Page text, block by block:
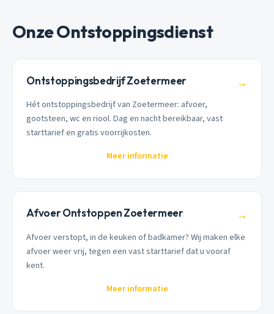
Onze Ontstoppingsdienst
Ontstoppingsbedrijf Zoetermeer →
Hét ontstoppingsbedrijf van Zoetermeer: afvoer,
gootsteen, wc en riool. Dag en nacht bereikbaar, vast
starttarief en gratis voorrijkosten.
Meer informatie
Afvoer Ontstoppen Zoetermeer →
Afvoer verstopt, in de keuken of badkamer? Wij maken elke
afvoer weer vrij, tegen een vast starttarief dat u vooraf
kent.
Meer informatie